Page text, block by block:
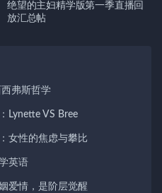
绝望的主妇精学版第一季直播回
放汇总帖
弗斯哲学
Lynette VS Bree
女性的焦虑与攀比
英语
爱情，是阶层觉醒